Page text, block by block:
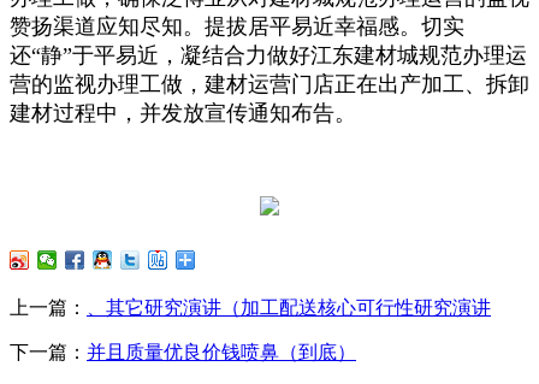
赞扬渠道应知尽知。提拔居平易近幸福感。切实
还“静”于平易近，凝结合力做好江东建材城规范办理运
营的监视办理工做，建材运营门店正在出产加工、拆卸
建材过程中，并发放宣传通知布告。
上一篇： 、其它研究演讲（加工配送核心可行性研究演讲
下一篇： 并且质量优良价钱喷鼻（到底）